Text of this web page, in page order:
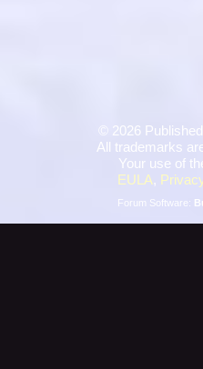
2026
All trademarks
Your use of
EULA,
Forum Software: